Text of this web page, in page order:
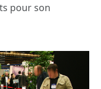
pour son